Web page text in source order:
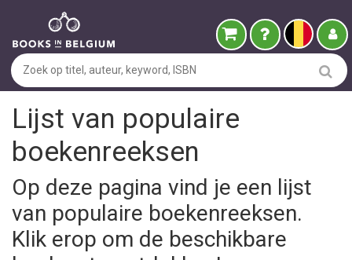
Lijst van populaire
boekenreeksen
Op deze pagina vind je een lijst
van populaire boekenreeksen.
Klik erop om de beschikbare